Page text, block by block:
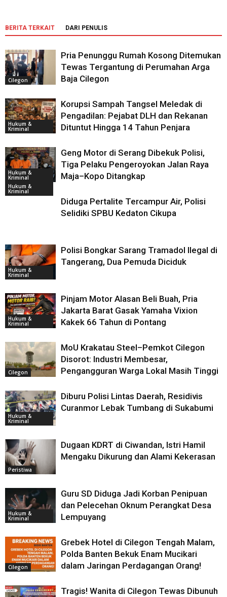
BERITA TERKAIT DARI PENULIS
Cilegon
Pria Penunggu Rumah Kosong Ditemukan
Tewas Tergantung di Perumahan Arga
Baja Cilegon
Hukum &
Kriminal
Korupsi Sampah Tangsel Meledak di
Pengadilan: Pejabat DLH dan Rekanan
Dituntut Hingga 14 Tahun Penjara
Hukum &
Kriminal
Geng Motor di Serang Dibekuk Polisi,
Tiga Pelaku Pengeroyokan Jalan Raya
Maja–Kopo Ditangkap
Hukum &
Kriminal
Diduga Pertalite Tercampur Air, Polisi
Selidiki SPBU Kedaton Cikupa
Hukum &
Kriminal
Polisi Bongkar Sarang Tramadol Ilegal di
Tangerang, Dua Pemuda Diciduk
Hukum &
Kriminal
Pinjam Motor Alasan Beli Buah, Pria
Jakarta Barat Gasak Yamaha Vixion
Kakek 66 Tahun di Pontang
Cilegon
MoU Krakatau Steel–Pemkot Cilegon
Disorot: Industri Membesar,
Pengangguran Warga Lokal Masih Tinggi
Hukum &
Kriminal
Diburu Polisi Lintas Daerah, Residivis
Curanmor Lebak Tumbang di Sukabumi
Peristiwa
Dugaan KDRT di Ciwandan, Istri Hamil
Mengaku Dikurung dan Alami Kekerasan
Hukum &
Kriminal
Guru SD Diduga Jadi Korban Penipuan
dan Pelecehan Oknum Perangkat Desa
Lempuyang
Cilegon
Grebek Hotel di Cilegon Tengah Malam,
Polda Banten Bekuk Enam Mucikari
dalam Jaringan Perdagangan Orang!
Tragis! Wanita di Cilegon Tewas Dibunuh